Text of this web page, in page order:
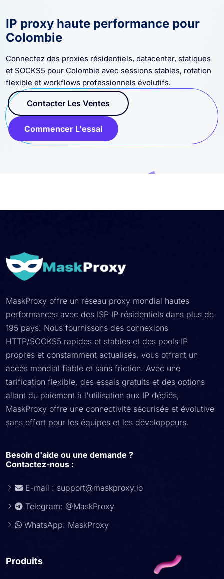
IP proxy haute performance pour
Colombie
Connectez des proxies résidentiels, datacenter, statiques
et SOCKS5 pour Colombie avec sessions stables, rotation
flexible et workflows professionnels évolutifs.
Contacter Les Ventes
Commencer L'essai
MaskProxy offre un réseau proxy mondial hautes
performances avec des ISP IP résidentiels dans plus de
195 pays. Nous fournissons des connexions
HTTP/SOCKS5 rapides et stables et des pools IP
propres et constamment actualisés, vous offrant un
accès mondial fiable et sans friction. Avec une
tarification flexible, des essais gratuits et des options
allant du paiement à l'utilisation aux IP dédiés,
MaskProxy offre une connectivité sécurisée et évolutive
sans effort pour les équipes et les développeurs.
Besoin d'aide ou une demande ?
Contactez-nous :
E-mail : support@maskproxy.io
Telegram: @MaskProxy
WhatsApp: MaskProxy
Produits